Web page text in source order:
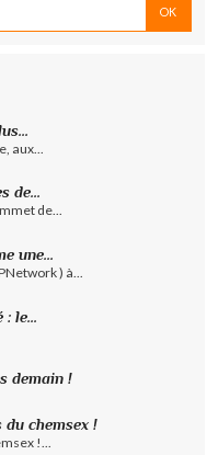
aux...
de...
de...
une...
) à...
le...
demain !
chemsex !
!...